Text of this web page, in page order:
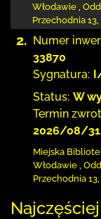
Włodawie
Przechodnia 13
2. Numer
33870
Sygnatura:
Status: W
Termin
2026/08/31
Miejska
Włodawie
Przechodnia 13